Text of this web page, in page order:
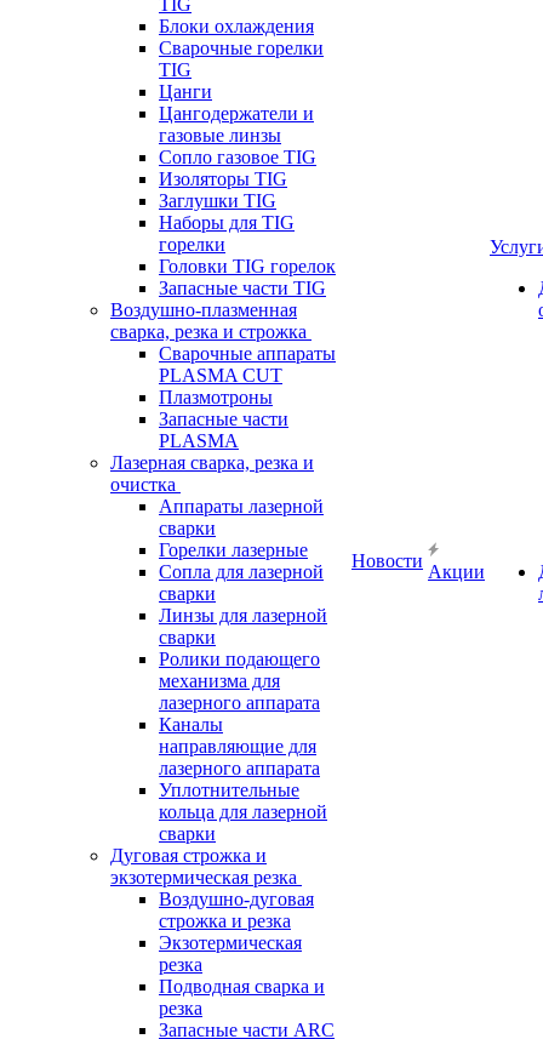
TIG
Блоки охлаждения
Сварочные горелки
TIG
Цанги
Цангодержатели и
газовые линзы
Сопло газовое TIG
Изоляторы TIG
Заглушки TIG
Наборы для TIG
горелки
Головки TIG горелок
Запасные части TIG
Воздушно-плазменная
сварка, резка и строжка
Сварочные аппараты
PLASMA CUT
Плазмотроны
Запасные части
PLASMA
Лазерная сварка, резка и
очистка
Аппараты лазерной
сварки
Горелки лазерные
Сопла для лазерной
сварки
Линзы для лазерной
сварки
Ролики подающего
механизма для
лазерного аппарата
Каналы
направляющие для
лазерного аппарата
Уплотнительные
кольца для лазерной
сварки
Дуговая строжка и
экзотермическая резка
Воздушно-дуговая
строжка и резка
Экзотермическая
резка
Подводная сварка и
резка
Запасные части ARC
Новости
Акции